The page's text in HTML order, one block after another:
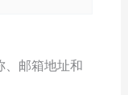
、邮箱地址和